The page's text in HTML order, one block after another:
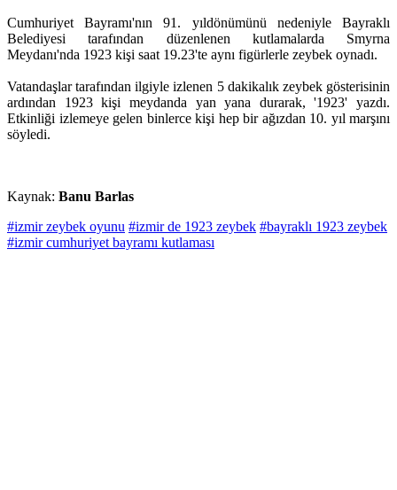
Cumhuriyet Bayramı'nın 91. yıldönümünü nedeniyle Bayraklı
Belediyesi tarafından düzenlenen kutlamalarda Smyrna
Meydanı'nda 1923 kişi saat 19.23'te aynı figürlerle zeybek oynadı.
Vatandaşlar tarafından ilgiyle izlenen 5 dakikalık zeybek gösterisinin
ardından 1923 kişi meydanda yan yana durarak, '1923' yazdı.
Etkinliği izlemeye gelen binlerce kişi hep bir ağızdan 10. yıl marşını
söyledi.
Kaynak: Banu Barlas
#izmir zeybek oyunu #izmir de 1923 zeybek #bayraklı 1923 zeybek
#izmir cumhuriyet bayramı kutlaması